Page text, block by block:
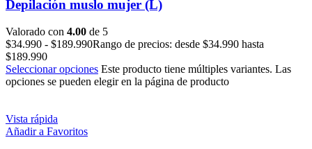
Depilación muslo mujer (L)
Valorado con 4.00 de 5
$34.990 - $189.990Rango de precios: desde $34.990 hasta
$189.990
Seleccionar opciones Este producto tiene múltiples variantes. Las
opciones se pueden elegir en la página de producto
Vista rápida
Añadir a Favoritos